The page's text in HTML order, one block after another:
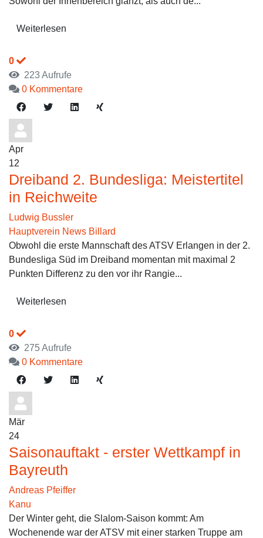
Weiterlesen
0
223 Aufrufe
0 Kommentare
Apr
12
Dreiband 2. Bundesliga: Meistertitel
in Reichweite
Ludwig Bussler
Hauptverein News Billard
Obwohl die erste Mannschaft des ATSV Erlangen in der 2.
Bundesliga Süd im Dreiband momentan mit maximal 2
Punkten Differenz zu den vor ihr Rangie...
Weiterlesen
0
275 Aufrufe
0 Kommentare
Mär
24
Saisonauftakt - erster Wettkampf in
Bayreuth
Andreas Pfeiffer
Kanu
Der Winter geht, die Slalom-Saison kommt: Am
Wochenende war der ATSV mit einer starken Truppe am